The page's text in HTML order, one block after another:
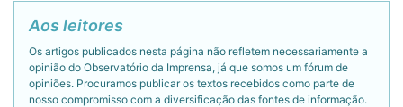
Aos leitores
Os artigos publicados nesta página não refletem necessariamente a
opinião do Observatório da Imprensa, já que somos um fórum de
opiniões. Procuramos publicar os textos recebidos como parte de
nosso compromisso com a diversificação das fontes de informação.